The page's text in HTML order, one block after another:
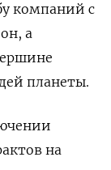
компаний с
а
планеты.
на